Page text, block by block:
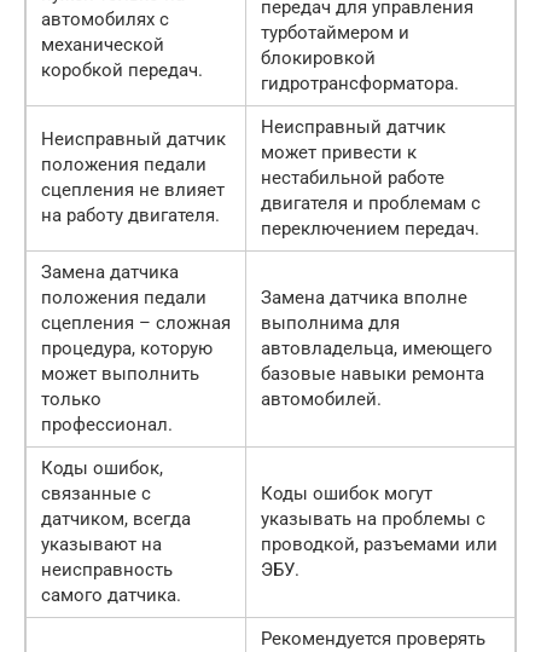
автомобилях с
механической
коробкой передач.
передач для управления
турботаймером и
блокировкой
гидротрансформатора.
Неисправный датчик
положения педали
сцепления не влияет
на работу двигателя.
Неисправный датчик
может привести к
нестабильной работе
двигателя и проблемам с
переключением передач.
Замена датчика
положения педали
сцепления – сложная
процедура, которую
может выполнить
только
профессионал.
Замена датчика вполне
выполнима для
автовладельца, имеющего
базовые навыки ремонта
автомобилей.
Коды ошибок,
связанные с
датчиком, всегда
указывают на
неисправность
самого датчика.
Коды ошибок могут
указывать на проблемы с
проводкой, разъемами или
ЭБУ.
Рекомендуется проверять